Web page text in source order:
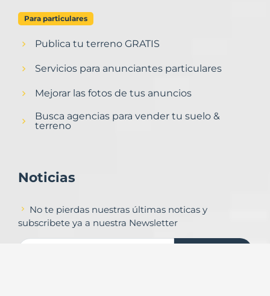
Para particulares
Publica tu terreno GRATIS
Servicios para anunciantes particulares
Mejorar las fotos de tus anuncios
Busca agencias para vender tu suelo &
terreno
Noticias
No te pierdas nuestras últimas noticas y
subscribete ya a nuestra Newsletter